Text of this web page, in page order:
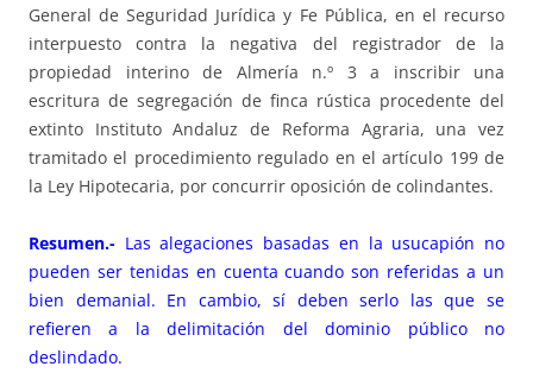
General de Seguridad Jurídica y Fe Pública, en el recurso
interpuesto contra la negativa del registrador de la
propiedad interino de Almería n.º 3 a inscribir una
escritura de segregación de finca rústica procedente del
extinto Instituto Andaluz de Reforma Agraria, una vez
tramitado el procedimiento regulado en el artículo 199 de
la Ley Hipotecaria, por concurrir oposición de colindantes.
Resumen.- Las alegaciones basadas en la usucapión no
pueden ser tenidas en cuenta cuando son referidas a un
bien demanial. En cambio, sí deben serlo las que se
refieren a la delimitación del dominio público no
deslindado.